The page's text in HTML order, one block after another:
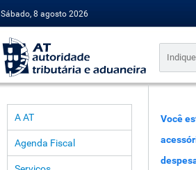
Sábado, 8 agosto 2026
A AT
Agenda Fiscal
Você